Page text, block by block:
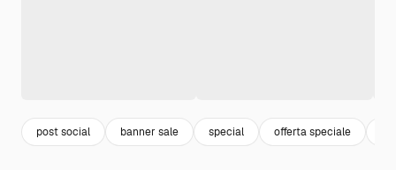
post social banner sale special offerta speciale